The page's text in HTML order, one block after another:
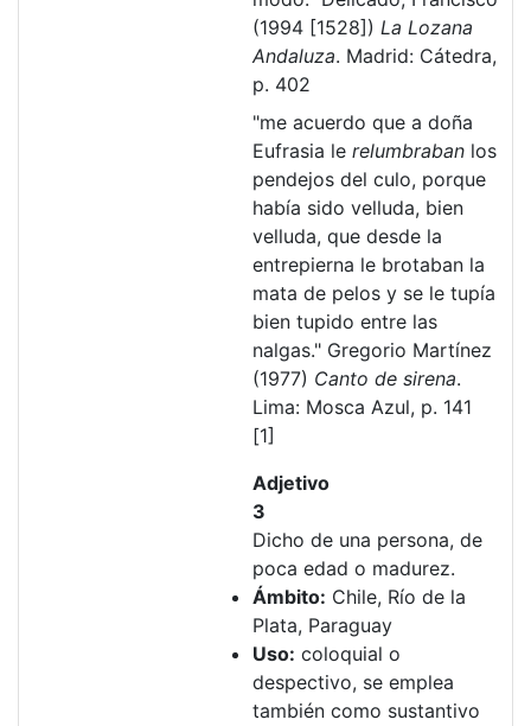
(1994 [1528]) La Lozana
Andaluza. Madrid: Cátedra,
p. 402
"me acuerdo que a doña
Eufrasia le relumbraban los
pendejos del culo, porque
había sido velluda, bien
velluda, que desde la
entrepierna le brotaban la
mata de pelos y se le tupía
bien tupido entre las
nalgas." Gregorio Martínez
(1977) Canto de sirena.
Lima: Mosca Azul, p. 141
[1]
Adjetivo
3
Dicho de una persona, de
poca edad o madurez.
Ámbito: Chile, Río de la
Plata, Paraguay
Uso: coloquial o
despectivo, se emplea
también como sustantivo